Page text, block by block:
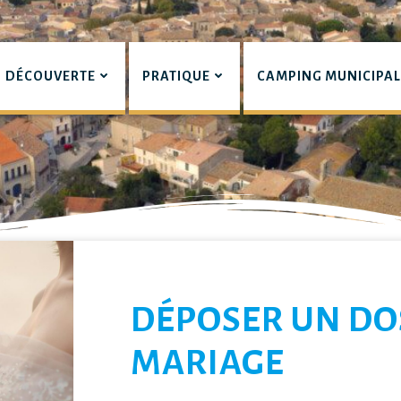
DÉCOUVERTE PRATIQUE CAMPING MUNICIPAL
DÉPOSER UN
MARIAGE